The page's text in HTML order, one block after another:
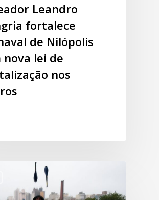
Leandro
fortalece
de Nilópolis
nova lei de
nos